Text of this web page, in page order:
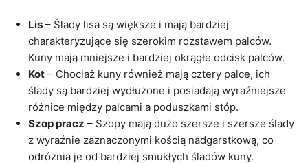
Lis – Ślady lisa są większe i mają bardziej
charakteryzujące się szerokim rozstawem palców.
Kuny mają mniejsze i bardziej okrągłe odcisk palców.
Kot – Chociaż kuny również mają cztery palce, ich
ślady są bardziej wydłużone i posiadają wyraźniejsze
różnice między palcami a poduszkami stóp.
Szop pracz – Szopy mają dużo szersze i szersze ślady
z wyraźnie zaznaczonymi kością nadgarstkową, co
odróżnia je od bardziej smukłych śladów kuny.